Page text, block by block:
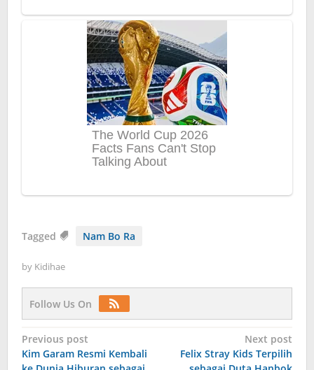
Tagged Nam Bo Ra
by Kidihae
Follow Us On
Post
navigation
Previous post
Kim Garam Resmi Kembali
Next post
Felix Stray Kids Terpilih